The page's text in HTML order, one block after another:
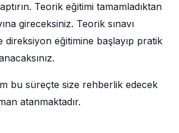
Teorik eğitimi tamamladıktan
gireceksiniz. Teorik sınavı
direksiyon eğitimine başlayıp pratik
bu süreçte size rehberlik edecek
atanmaktadır.